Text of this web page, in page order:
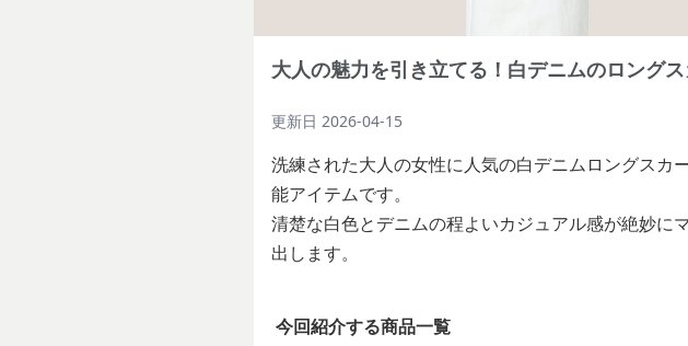
大人の魅力を引き立てる！白デニムのロング
更新日 2026-04-15
洗練された大人の女性に人気の白デニムロングスカ
能アイテムです。
清楚な白色とデニムの程よいカジュアル感が絶妙に
出します。
今回紹介する商品一覧